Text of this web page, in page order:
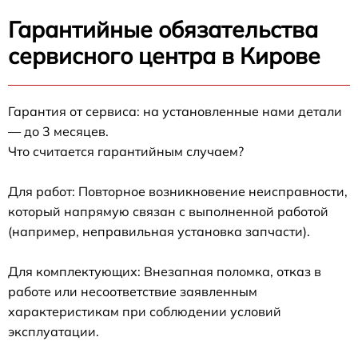
Гарантийные обязательства
сервисного центра в Кирове
Гарантия от сервиса: на установленные нами детали
— до 3 месяцев.
Что считается гарантийным случаем?
Для работ: Повторное возникновение неисправности,
который напрямую связан с выполненной работой
(например, неправильная установка запчасти).
Для комплектующих: Внезапная поломка, отказ в
работе или несоответствие заявленным
характеристикам при соблюдении условий
эксплуатации.